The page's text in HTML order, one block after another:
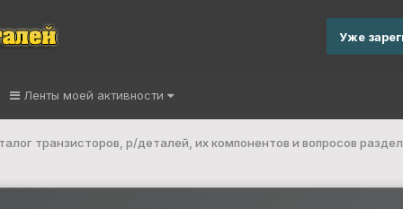
Уже
Ленты моей активности
транзисторов, р/деталей, их компонентов и вопросов